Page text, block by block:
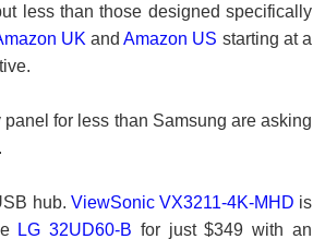
less than those designed specifically
UK andAmazon US starting at a
for less than Samsung are asking
hub. ViewSonic VX3211-4K-MHD is
LG 32UD60-B for just $349 with an